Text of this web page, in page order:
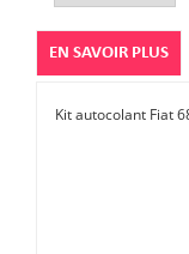
EN SAVOIR PLUS
Kit autocolant Fiat